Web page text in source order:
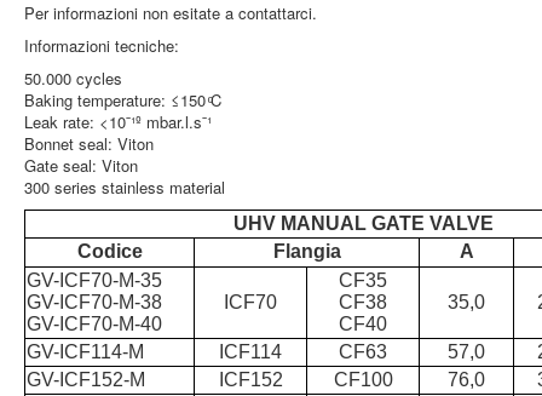
rc::a
use of their
web site.
rc::c https://www.google.com
This cookie
used to
distinguish
between
humans and
bots.
Per informazioni non esitate a contattarci.
Informazioni tecniche:
50.000 cycles
Baking temperature: ≤150 ͦC
Leak rate: <10ˉ¹º mbar.l.sˉ¹
Bonnet seal: Viton
Gate seal: Viton
300 series stainless material
UHV MANUAL GATE VALVE
Codice
Flangia
A
GV-ICF70-M-35
GV-ICF70-M-38
GV-ICF70-M-40
ICF70
CF35
CF38
CF40
35,0
GV-ICF114-M ICF114 CF63 57,0
GV-ICF152-M
ICF152 CF100 76,0